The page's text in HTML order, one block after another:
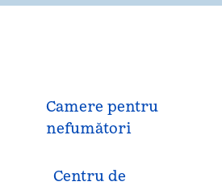
Camere pentru
nefumători
Centru de